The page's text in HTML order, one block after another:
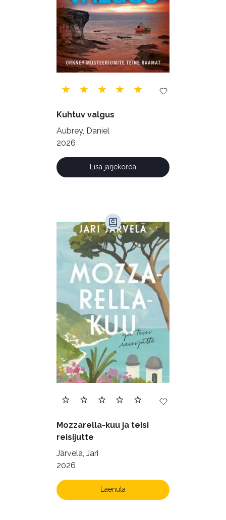
Kuhtuv valgus
Aubrey, Daniel
2026
Lisa järjekorda
Mozzarella-kuu ja teisi
reisijutte
Järvelä, Jari
2026
Laenuta